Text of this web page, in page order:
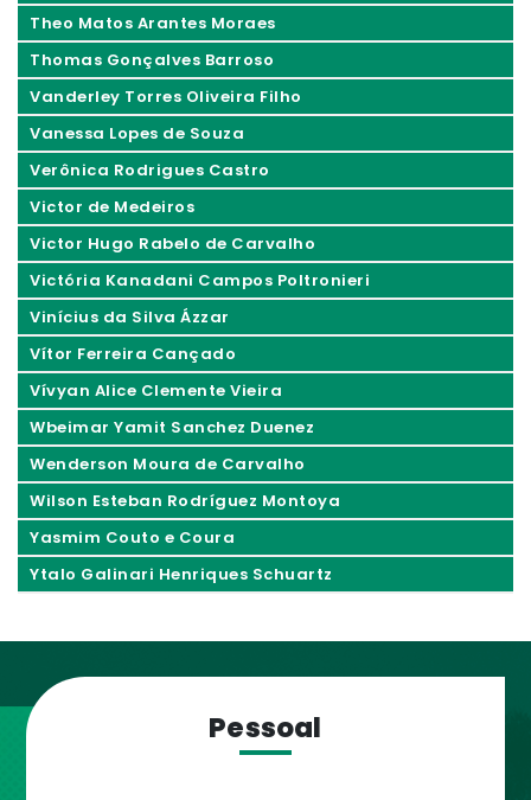
Theo Matos Arantes Moraes
Thomas Gonçalves Barroso
Vanderley Torres Oliveira Filho
Vanessa Lopes de Souza
Verônica Rodrigues Castro
Victor de Medeiros
Victor Hugo Rabelo de Carvalho
Victória Kanadani Campos Poltronieri
Vinícius da Silva Ázzar
Vítor Ferreira Cançado
Vívyan Alice Clemente Vieira
Wbeimar Yamit Sanchez Duenez
Wenderson Moura de Carvalho
Wilson Esteban Rodríguez Montoya
Yasmim Couto e Coura
Ytalo Galinari Henriques Schuartz
Pessoal